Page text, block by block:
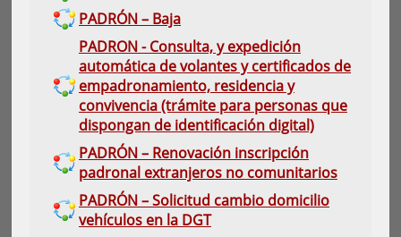
PADRÓN – Baja
PADRON - Consulta, y expedición
automática de volantes y certificados de
empadronamiento, residencia y
convivencia (trámite para personas que
dispongan de identificación digital)
PADRÓN – Renovación inscripción
padronal extranjeros no comunitarios
PADRÓN – Solicitud cambio domicilio
vehículos en la DGT